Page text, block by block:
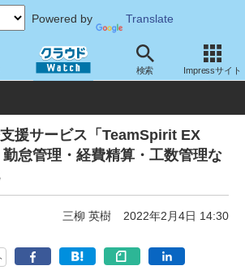
Powered by Translate
検索 Impressサイト
ビス・ソフト サービス 業務関連
援サービス「TeamSpirit EX
怠管理・経費精算・工数管理な
三柳 英樹 2022年2月4日 14:30